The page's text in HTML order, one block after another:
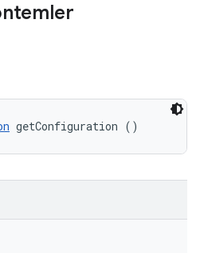
getConfiguration ()